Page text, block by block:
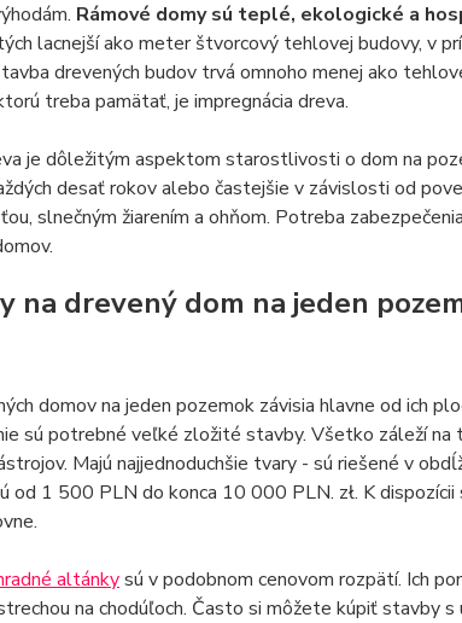
Rámové domy sú teplé, ekologické a
lacnejší ako meter štvorcový tehlovej budovy, v
drevených budov trvá omnoho menej ako
treba pamätať, je impregnácia dreva.
je dôležitým aspektom starostlivosti o dom na
desať rokov alebo častejšie v závislosti od
slnečným žiarením a ohňom. Potreba
na drevený dom na jeden
domov na jeden pozemok závisia hlavne od ich
sú potrebné veľké zložité stavby. Všetko záleží na
Majú najjednoduchšie tvary - sú riešené v
od 1 500 PLN do konca 10 000 PLN. zł. K
altánkysú v podobnom cenovom rozpätí. Ich
na chodúľoch. Často si môžete kúpiť stavby